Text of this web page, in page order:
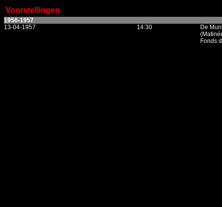
Voorstellingen
1956-1957
13-04-1957
14:30
De
Fonds